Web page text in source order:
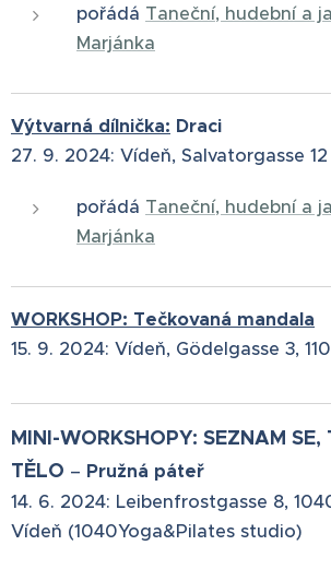
pořádá Taneční, hudební a
Marjánka
Výtvarná dílnička: Draci
27. 9. 2024: Vídeň, Salvatorgasse 12
pořádá Taneční, hudební a
Marjánka
WORKSHOP: Tečkovaná mandala
15. 9. 2024: Vídeň, Gödelgasse 3,
MINI-WORKSHOPY: SEZNAM SE,
TĚLO –⁠⁠⁠⁠⁠⁠ Pružná páteř
14. 6. 2024: Leibenfrostgasse 8,
Vídeň (1040Yoga&Pilates studio)